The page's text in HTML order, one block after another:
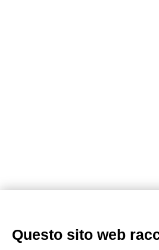
Questo sito web